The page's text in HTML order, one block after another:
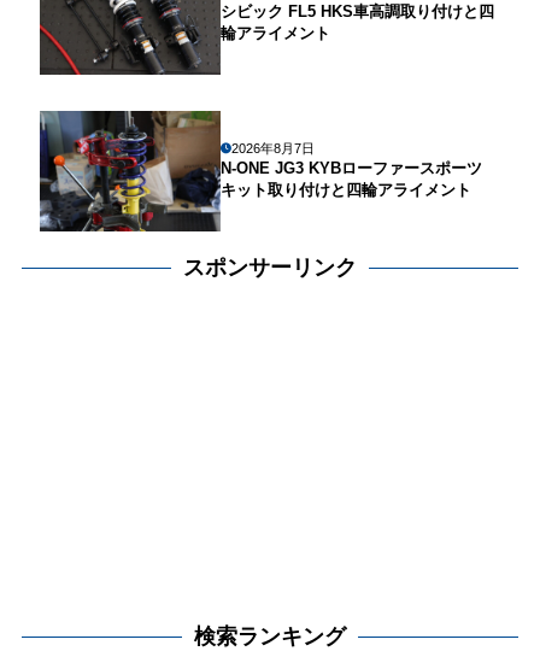
シビック FL5 HKS車高調取り付けと四
輪アライメント
2026年8月7日
N-ONE JG3 KYBローファースポーツ
キット取り付けと四輪アライメント
スポンサーリンク
検索ランキング